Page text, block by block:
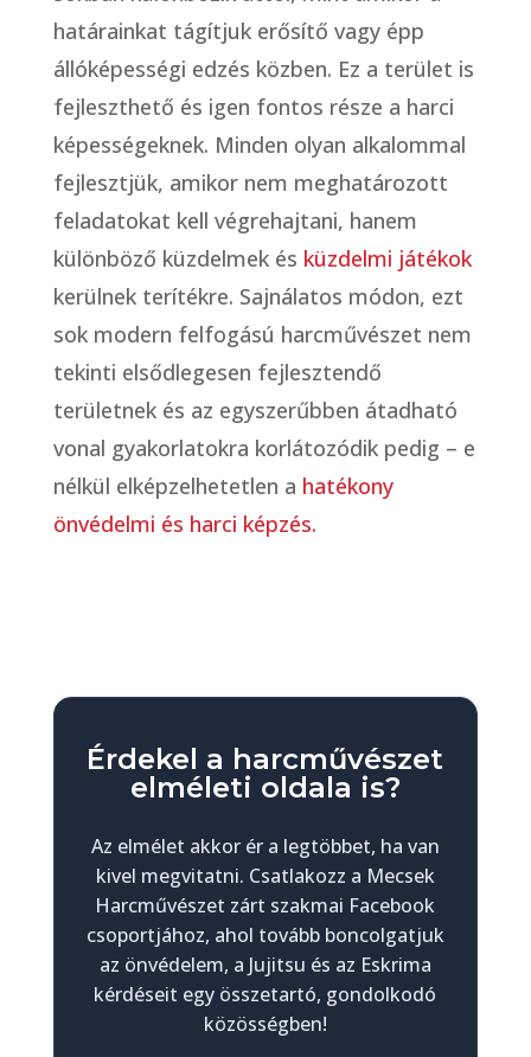
határainkat tágítjuk erősítő vagy épp
állóképességi edzés közben. Ez a terület is
fejleszthető és igen fontos része a harci
képességeknek. Minden olyan alkalommal
fejlesztjük, amikor nem meghatározott
feladatokat kell végrehajtani, hanem
különböző küzdelmek és küzdelmi játékok
kerülnek terítékre. Sajnálatos módon, ezt
sok modern felfogású harcművészet nem
tekinti elsődlegesen fejlesztendő
területnek és az egyszerűbben átadható
vonal gyakorlatokra korlátozódik pedig – e
nélkül elképzelhetetlen a hatékony
önvédelmi és harci képzés.
Érdekel a harcművészet
elméleti oldala is?
Az elmélet akkor ér a legtöbbet, ha van
kivel megvitatni. Csatlakozz a Mecsek
Harcművészet zárt szakmai Facebook
csoportjához, ahol tovább boncolgatjuk
az önvédelem, a Jujitsu és az Eskrima
kérdéseit egy összetartó, gondolkodó
közösségben!